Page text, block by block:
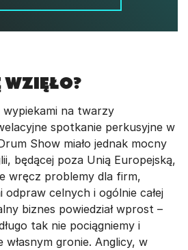
na twarzy
spotkanie perkusyjne w
Show miało jednak mocny
będącej poza Unią Europejską,
wręcz problemy dla firm,
celnych i ogólnie całej
biznes powiedział wprost –
tak nie pociągniemy i
gronie. Anglicy, w